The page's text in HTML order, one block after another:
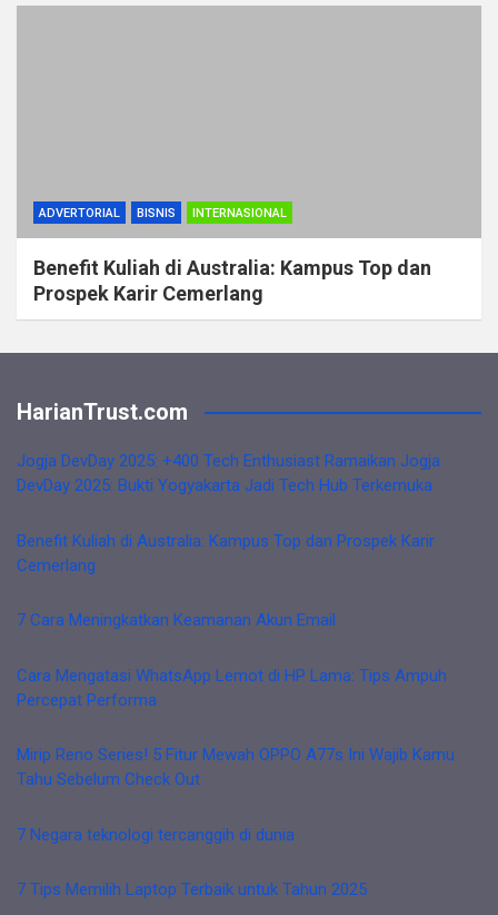
ADVERTORIAL BISNIS INTERNASIONAL
Benefit Kuliah di Australia: Kampus Top dan
Prospek Karir Cemerlang
HarianTrust.com
Jogja DevDay 2025: +400 Tech Enthusiast Ramaikan Jogja
DevDay 2025: Bukti Yogyakarta Jadi Tech Hub Terkemuka
Benefit Kuliah di Australia: Kampus Top dan Prospek Karir
Cemerlang
7 Cara Meningkatkan Keamanan Akun Email
Cara Mengatasi WhatsApp Lemot di HP Lama: Tips Ampuh
Percepat Performa
Mirip Reno Series! 5 Fitur Mewah OPPO A77s Ini Wajib Kamu
Tahu Sebelum Check Out
7 Negara teknologi tercanggih di dunia
7 Tips Memilih Laptop Terbaik untuk Tahun 2025